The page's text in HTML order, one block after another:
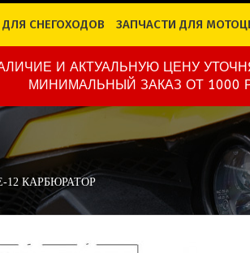
СНЕГОХОДОВ ЗАПЧАСТИ ДЛЯ
И АКТУАЛЬНУЮ ЦЕНУ
МИНИМАЛЬНЫЙ ЗАКАЗ ОТ 1000
12 КАРБЮРАТОР